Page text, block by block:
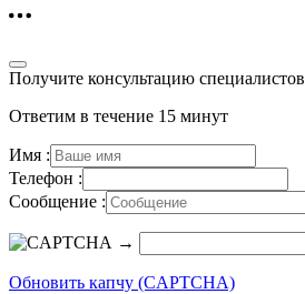
Получите консультацию специалистов
Ответим в течение 15 минут
Имя :
Телефон :
Сообщение :
→
Обновить капчу (CAPTCHA)